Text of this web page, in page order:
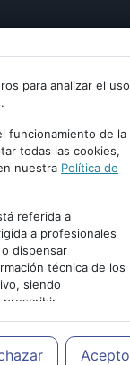
para analizar el uso
funcionamiento de la
todas las cookies,
nuestra Política de
referida a
a profesionales
dispensar
técnica de los
siendo
prescribir
el tratamiento más
Acepto